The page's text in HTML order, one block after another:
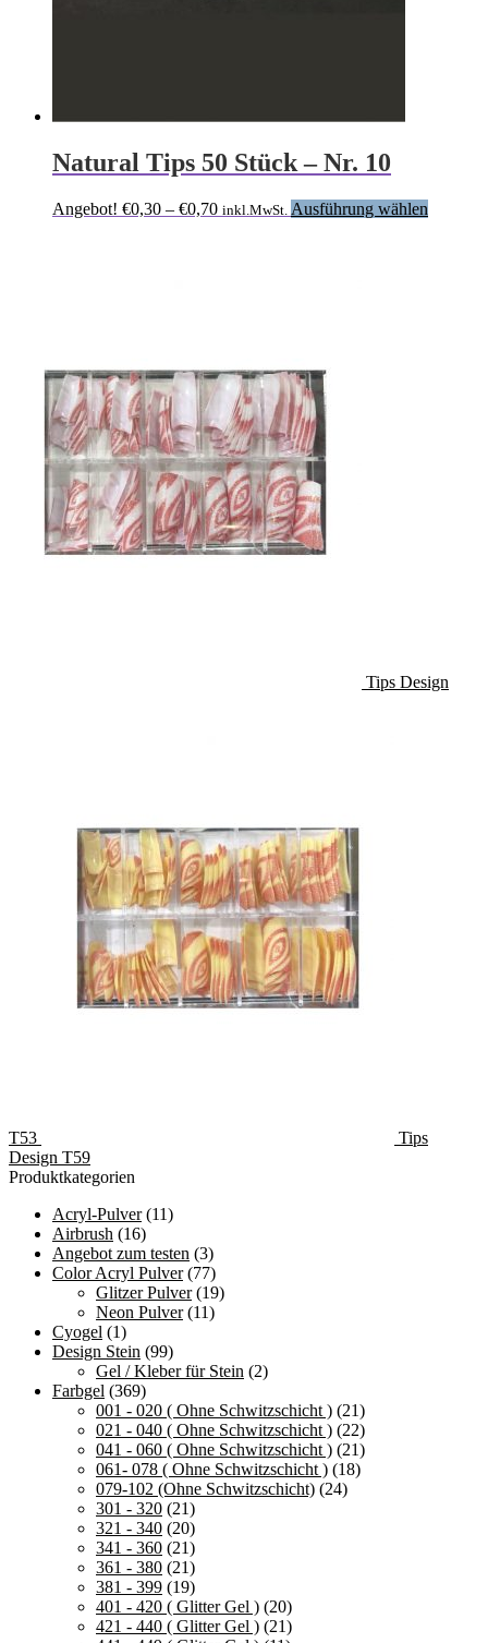
Natural Tips 50 Stück – Nr. 10
Angebot! €0,30 – €0,70Preisspanne:
inkl.MwSt. Ausführung wählen
Tips Design
T53
Tips
Design T59
Produktkategorien
Acryl-Pulver (11)
Airbrush (16)
Angebot zum testen (3)
Color Acryl Pulver (77)
Glitzer Pulver (19)
Neon Pulver (11)
Cyogel (1)
Design Stein (99)
Gel / Kleber für Stein (2)
Farbgel (369)
001 - 020 ( Ohne Schwitzschicht ) (21)
021 - 040 ( Ohne Schwitzschicht ) (22)
041 - 060 ( Ohne Schwitzschicht ) (21)
061- 078 ( Ohne Schwitzschicht ) (18)
079-102 (Ohne Schwitzschicht) (24)
301 - 320 (21)
321 - 340 (20)
341 - 360 (21)
361 - 380 (21)
381 - 399 (19)
401 - 420 ( Glitter Gel ) (20)
421 - 440 ( Glitter Gel ) (21)